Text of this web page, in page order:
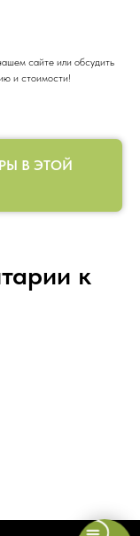
сайте или обсудить
и стоимости!
В ЭТОЙ
к